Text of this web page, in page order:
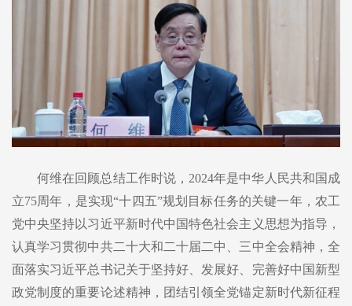
何维在回顾总结工作时说，2024年是中华人民共和国成
立75周年，是实现“十四五”规划目标任务的关键一年，农工
党中央坚持以习近平新时代中国特色社会主义思想为指导，
认真学习贯彻中共二十大和二十届二中、三中全会精神，全
面落实习近平总书记关于坚持好、发展好、完善好中国新型
政党制度的重要论述精神，团结引领全党锚定新时代新征程